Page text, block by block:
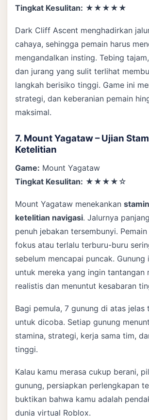
Tingkat Kesulitan: ★★★★★
Dark Cliff Ascent menghadirkan
cahaya, sehingga pemain harus
mengandalkan insting. Tebing
dan jurang yang sulit terlihat
langkah berisiko tinggi. Game ini
strategi, dan keberanian pemain
maksimal.
7. Mount Yagataw – Ujian
Ketelitian
Game: Mount Yagataw
Tingkat Kesulitan: ★★★★☆
Mount Yagataw menekankan
ketelitian navigasi. Jalurnya
penuh jebakan tersembunyi.
fokus atau terlalu terburu-buru
sebelum mencapai puncak.
untuk mereka yang ingin tantangan
realistis dan menuntut kesabaran
Bagi pemula, 7 gunung di atas
untuk dicoba. Setiap gunung
stamina, strategi, kerja sama tim,
tinggi.
Kalau kamu merasa cukup berani,
gunung, persiapkan perlengkapan
buktikan bahwa kamu adalah
dunia virtual Roblox.